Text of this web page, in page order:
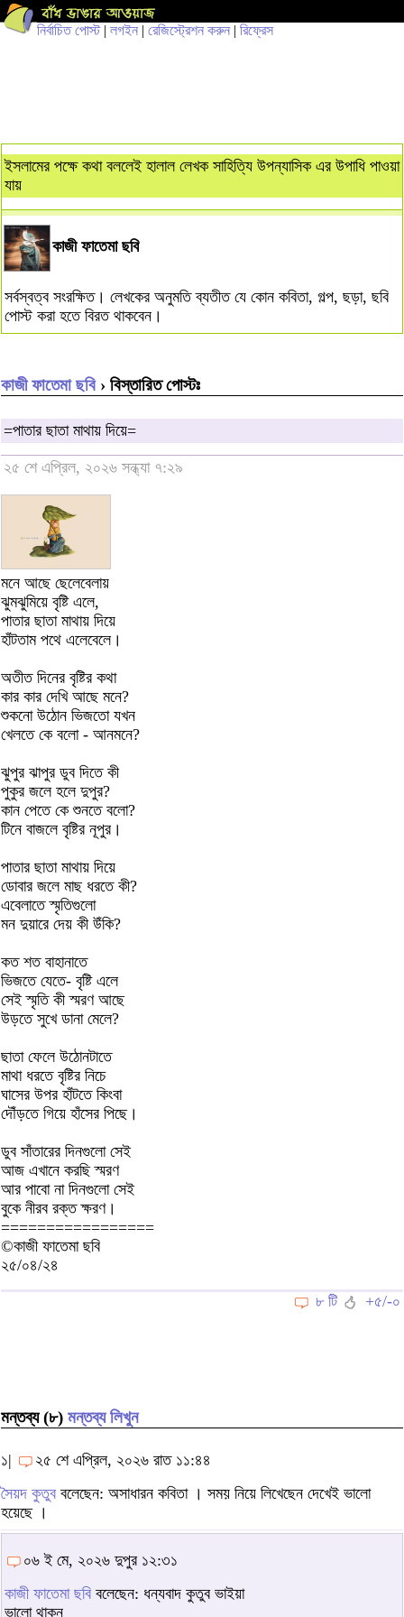
নির্বাচিত পোস্ট| লগইন | রেজিস্ট্রেশন করুন | রিফ্রেস
ইসলামের পক্ষে কথা বললেই হালাল লেখক সাহিত্যি উপন্যাসিক এর উপাধি পাওয়া
যায়
কাজী ফাতেমা ছবি
সর্বস্বত্ব সংরক্ষিত। লেখকের অনুমতি ব্যতীত যে কোন কবিতা, গল্প, ছড়া, ছবি
পোস্ট করা হতে বিরত থাকবেন।
কাজী ফাতেমা ছবি› বিস্তারিত পোস্টঃ
=পাতার ছাতা মাথায় দিয়ে=
২৫ শে এপ্রিল, ২০২৬ সন্ধ্যা ৭:২৯
মনে আছে ছেলেবেলায়
ঝুমঝুমিয়ে বৃষ্টি এলে,
পাতার ছাতা মাথায় দিয়ে
হাঁটতাম পথে এলেবেলে।
অতীত দিনের বৃষ্টির কথা
কার কার দেখি আছে মনে?
শুকনো উঠোন ভিজতো যখন
খেলতে কে বলো - আনমনে?
ঝুপুর ঝাপুর ডুব দিতে কী
পুকুর জলে হলে দুপুর?
কান পেতে কে শুনতে বলো?
টিনে বাজলে বৃষ্টির নূপুর।
পাতার ছাতা মাথায় দিয়ে
ডোবার জলে মাছ ধরতে কী?
এবেলাতে স্মৃতিগুলো
মন দুয়ারে দেয় কী উঁকি?
কত শত বাহানাতে
ভিজতে যেতে- বৃষ্টি এলে
সেই স্মৃতি কী স্মরণ আছে
উড়তে সুখে ডানা মেলে?
ছাতা ফেলে উঠোনটাতে
মাথা ধরতে বৃষ্টির নিচে
ঘাসের উপর হাঁটতে কিংবা
দৌঁড়তে গিয়ে হাঁসের পিছে।
ডুব সাঁতারের দিনগুলো সেই
আজ এখানে করছি স্মরণ
আর পাবো না দিনগুলো সেই
বুকে নীরব রক্ত ক্ষরণ।
=================
©কাজী ফাতেমা ছবি
২৫/০৪/২৪
৮ টি
+৫/-০
মন্তব্য (৮) মন্তব্য লিখুন
১|
২৫ শে এপ্রিল, ২০২৬ রাত ১১:৪৪
সৈয়দ কুতুব বলেছেন: অসাধারন কবিতা । সময় নিয়ে লিখেছেন দেখেই ভালো
হয়েছে ।
০৬ ই মে, ২০২৬ দুপুর ১২:৩১
কাজী ফাতেমা ছবি বলেছেন: ধন্যবাদ কুতুব ভাইয়া
ভালো থাকুন